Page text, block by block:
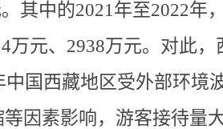
其中的2021年至2022年
万元、2938万元。对此，
中国西藏地区受外部环境
因素影响，游客接待量